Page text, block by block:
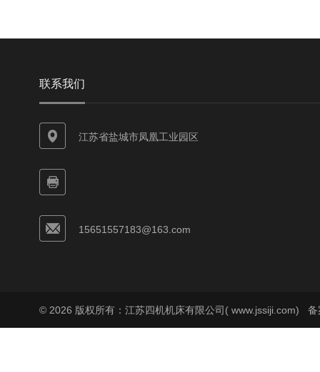
联系我们
江苏省盐城市凤凰工业园区
15651557183@163.com
© 2026 版权所有：江苏四机机床有限公司( www.jssiji.com) 备